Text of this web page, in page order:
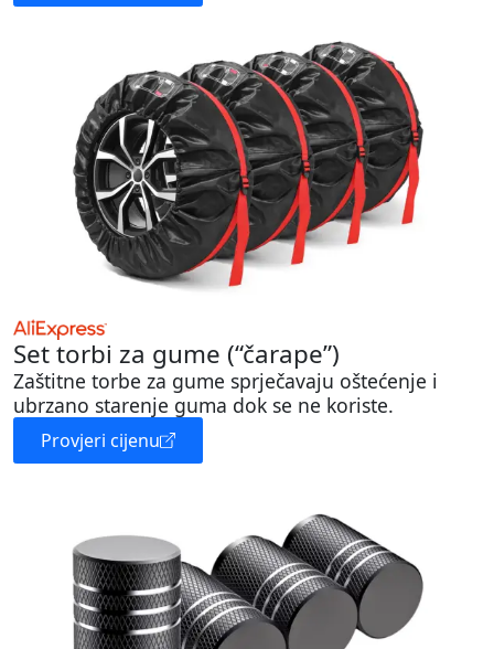
Set torbi za gume (“čarape”)
Zaštitne torbe za gume sprječavaju oštećenje i
ubrzano starenje guma dok se ne koriste.
Provjeri cijenu